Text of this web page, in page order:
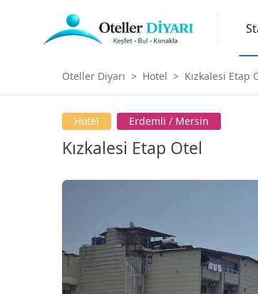
Oteller Diyarı Hotel Kızkalesi Etap
Hotel Erdemli / Mersin
Kızkalesi Etap Otel